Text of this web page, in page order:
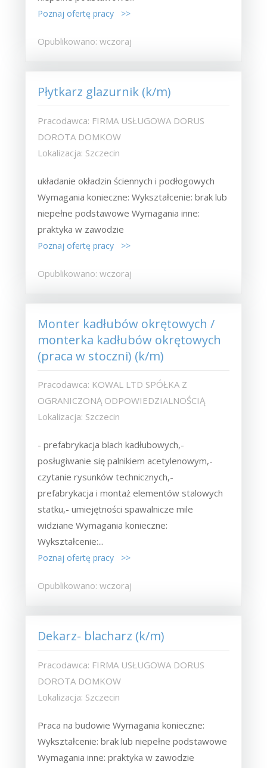
Poznaj ofertę pracy >>
Opublikowano: wczoraj
Płytkarz glazurnik (k/m)
Pracodawca: FIRMA USŁUGOWA DORUS
DOROTA DOMKOW
Lokalizacja: Szczecin
układanie okładzin ściennych i podłogowych
Wymagania konieczne: Wykształcenie: brak lub
niepełne podstawowe Wymagania inne:
praktyka w zawodzie
Poznaj ofertę pracy >>
Opublikowano: wczoraj
Monter kadłubów okrętowych /
monterka kadłubów okrętowych
(praca w stoczni) (k/m)
Pracodawca: KOWAL LTD SPÓŁKA Z
OGRANICZONĄ ODPOWIEDZIALNOŚCIĄ
Lokalizacja: Szczecin
- prefabrykacja blach kadłubowych,-
posługiwanie się palnikiem acetylenowym,-
czytanie rysunków technicznych,-
prefabrykacja i montaż elementów stalowych
statku,- umiejętności spawalnicze mile
widziane Wymagania konieczne:
Wykształcenie:...
Poznaj ofertę pracy >>
Opublikowano: wczoraj
Dekarz- blacharz (k/m)
Pracodawca: FIRMA USŁUGOWA DORUS
DOROTA DOMKOW
Lokalizacja: Szczecin
Praca na budowie Wymagania konieczne:
Wykształcenie: brak lub niepełne podstawowe
Wymagania inne: praktyka w zawodzie